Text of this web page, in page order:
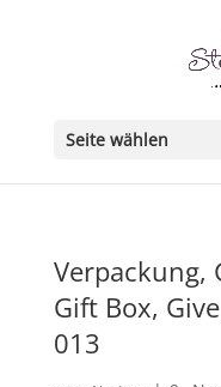
Seite wählen
Verpackung,
Gift Box,
013